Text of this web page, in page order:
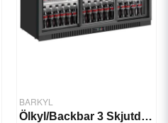
BARKYL
Ölkyl/Backbar 3 Skjutdörrar Svart LG-330S